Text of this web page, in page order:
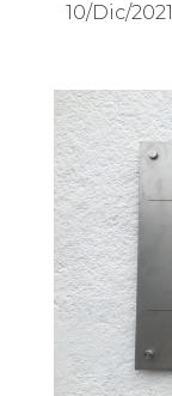
10/Dic/2021